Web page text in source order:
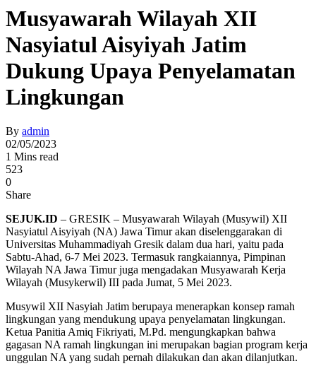
Musyawarah Wilayah XII
Nasyiatul Aisyiyah Jatim
Dukung Upaya Penyelamatan
Lingkungan
By admin
02/05/2023
1 Mins read
523
0
Share
SEJUK.ID – GRESIK – Musyawarah Wilayah (Musywil) XII
Nasyiatul Aisyiyah (NA) Jawa Timur akan diselenggarakan di
Universitas Muhammadiyah Gresik dalam dua hari, yaitu pada
Sabtu-Ahad, 6-7 Mei 2023. Termasuk rangkaiannya, Pimpinan
Wilayah NA Jawa Timur juga mengadakan Musyawarah Kerja
Wilayah (Musykerwil) III pada Jumat, 5 Mei 2023.
Musywil XII Nasyiah Jatim berupaya menerapkan konsep ramah
lingkungan yang mendukung upaya penyelamatan lingkungan.
Ketua Panitia Amiq Fikriyati, M.Pd. mengungkapkan bahwa
gagasan NA ramah lingkungan ini merupakan bagian program kerja
unggulan NA yang sudah pernah dilakukan dan akan dilanjutkan.